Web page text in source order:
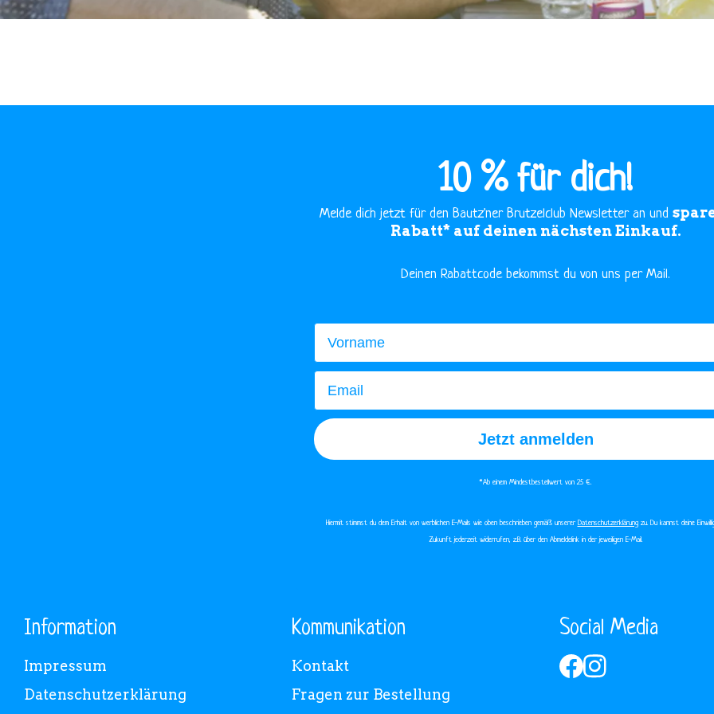
10 % für dich!
Melde dich jetzt für den Bautz'ner Brutzelclub Newsletter an und
Rabatt* auf deinen nächsten Einkauf.
​Deinen Rabattcode bekommst du von uns per Mail.
Vorname
Email
Jetzt anmelden
*Ab einem Mindestbestellwert von 25 €.​
Hiermit stimmst du dem Erhalt von werblichen E-Mails wie oben beschrieben gemäß unsererDatenschutzerklärungzu. Du kannst deine
Zukunft jederzeit widerrufen, z.B. über den Abmeldelink in der jeweiligen E-Mail.
Information
Impressum
Datenschutzerklärung
Kommunikation
Kontakt
Fragen zur Bestellung
Social Media